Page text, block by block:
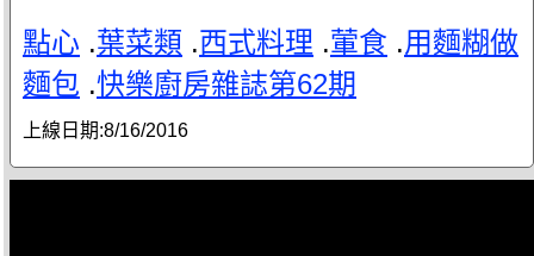
點心 .葉菜類 .西式料理 .葷食 .用麵糊做
麵包 .快樂廚房雜誌第62期
上線日期:8/16/2016